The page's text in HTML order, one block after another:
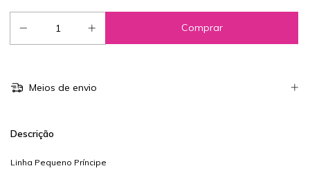
Meios de envio
Descrição
Linha Pequeno Príncipe